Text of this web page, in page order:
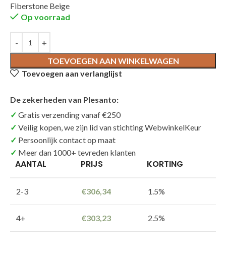
Fiberstone Beige
Op voorraad
TOEVOEGEN AAN WINKELWAGEN
Toevoegen aan verlanglijst
De zekerheden van Plesanto:
Gratis verzending vanaf €250
Veilig kopen, we zijn lid van stichting WebwinkelKeur
Persoonlijk contact op maat
Meer dan 1000+ tevreden klanten
AANTAL PRIJS KORTING
2-3 €306,34 1.5%
4+ €303,23 2.5%